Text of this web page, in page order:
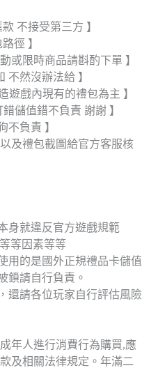
不接受第三方 】
徑 】
或限時商品請斟酌下單 】
不然沒辦法給 】
遊戲內現有的禮包為主 】
儲值錯不負責 謝謝 】
不負責 】
及禮包截圖給官方客服核
身就違反官方遊戲規範
等因素等等
用的是國外正規禮品卡儲值
鎖請自行負責。
還請各位玩家自行評估風險
年人進行消費行為購買,應
及相關法律規定。年滿二